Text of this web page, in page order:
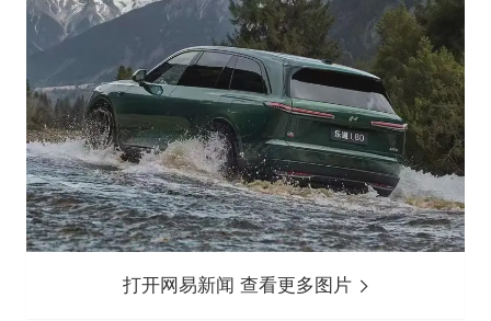
打开网易新闻 查看更多图片